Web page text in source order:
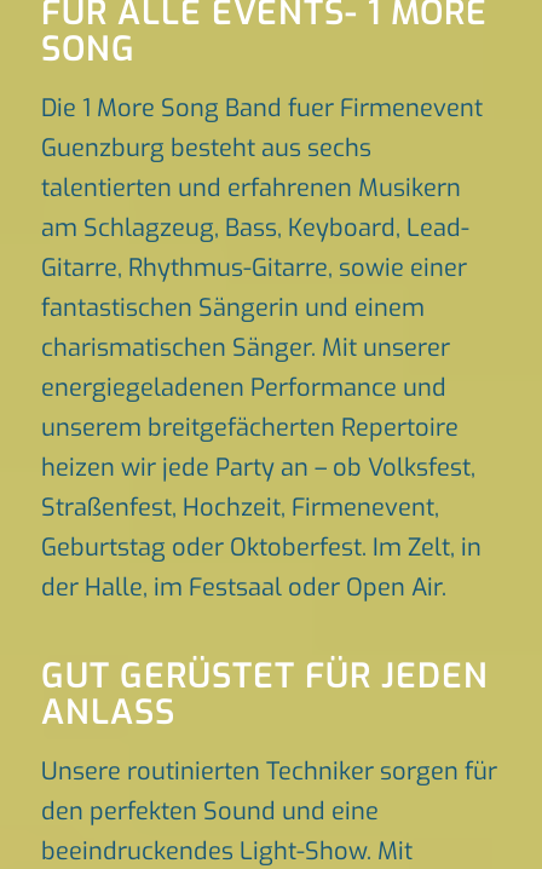
FÜR ALLE EVENTS- 1 MORE
SONG
Die 1 More Song Band fuer Firmenevent
Guenzburg besteht aus sechs
talentierten und erfahrenen Musikern
am Schlagzeug, Bass, Keyboard, Lead-
Gitarre, Rhythmus-Gitarre, sowie einer
fantastischen Sängerin und einem
charismatischen Sänger. Mit unserer
energiegeladenen Performance und
unserem breitgefächerten Repertoire
heizen wir jede Party an – ob Volksfest,
Straßenfest, Hochzeit, Firmenevent,
Geburtstag oder Oktoberfest. Im Zelt, in
der Halle, im Festsaal oder Open Air.
GUT GERÜSTET FÜR JEDEN
ANLASS
Unsere routinierten Techniker sorgen für
den perfekten Sound und eine
beeindruckendes Light-Show. Mit